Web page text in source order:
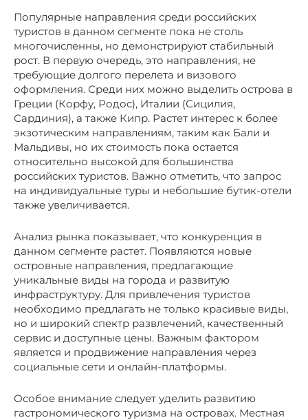
Популярные направления среди российских
туристов в данном сегменте пока не столь
многочисленны, но демонстрируют стабильный
рост. В первую очередь, это направления, не
требующие долгого перелета и визового
оформления. Среди них можно выделить острова в
Греции (Корфу, Родос), Италии (Сицилия,
Сардиния), а также Кипр. Растет интерес к более
экзотическим направлениям, таким как Бали и
Мальдивы, но их стоимость пока остается
относительно высокой для большинства
российских туристов. Важно отметить, что запрос
на индивидуальные туры и небольшие бутик-отели
также увеличивается.
Анализ рынка показывает, что конкуренция в
данном сегменте растет. Появляются новые
островные направления, предлагающие
уникальные виды на города и развитую
инфраструктуру. Для привлечения туристов
необходимо предлагать не только красивые виды,
но и широкий спектр развлечений, качественный
сервис и доступные цены. Важным фактором
является и продвижение направления через
социальные сети и онлайн-платформы.
Особое внимание следует уделить развитию
гастрономического туризма на островах. Местная